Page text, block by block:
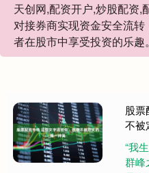
天创网,配资开户,炒股配资,
对接券商实现资金安全流
者在股市中享受投资的乐趣。
股票
不被
“我
群峰